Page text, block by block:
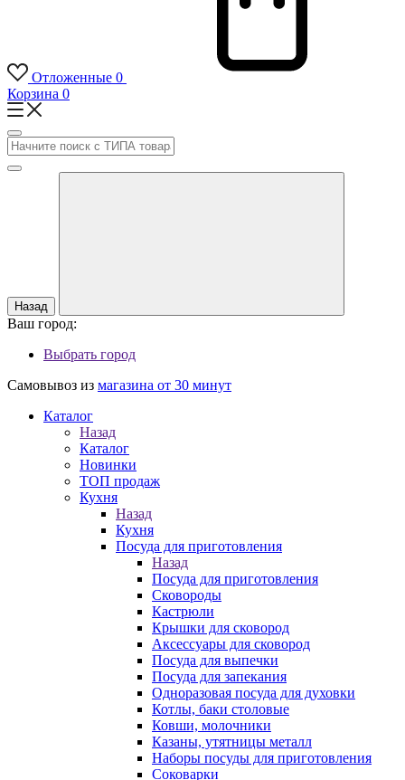
Отложенные 0
Корзина 0
Назад
Ваш город:
Выбрать город
Самовывоз из магазина от 30 минут
Каталог
Назад
Каталог
Новинки
ТОП продаж
Кухня
Назад
Кухня
Посуда для приготовления
Назад
Посуда для приготовления
Сковороды
Кастрюли
Крышки для сковород
Аксессуары для сковород
Посуда для выпечки
Посуда для запекания
Одноразовая посуда для духовки
Котлы, баки столовые
Ковши, молочники
Казаны, утятницы металл
Наборы посуды для приготовления
Соковарки